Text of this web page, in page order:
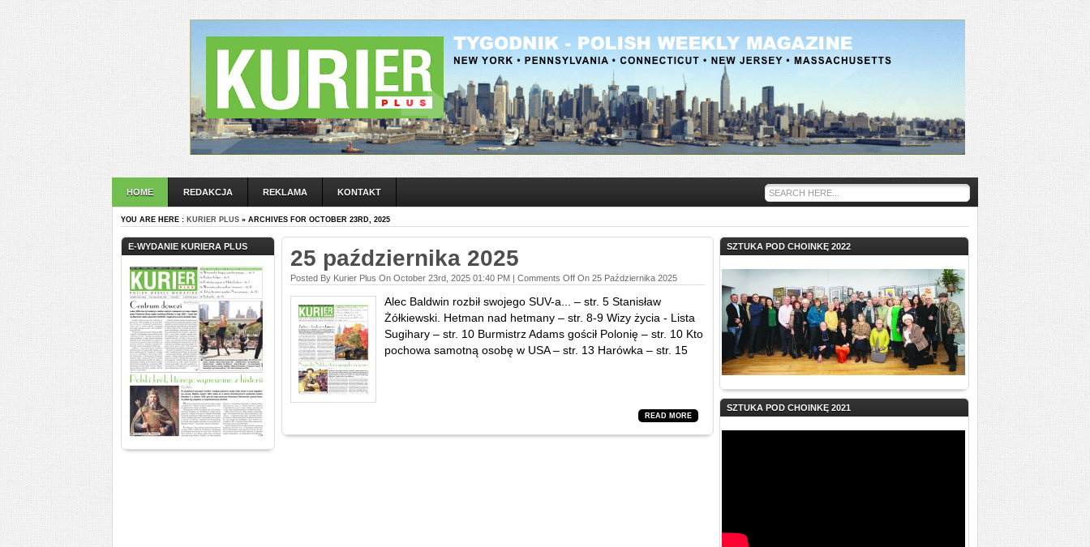
HOME REDAKCJA REKLAMA KONTAKT
YOU ARE HERE : KURIER PLUS » ARCHIVES FOR OCTOBER 23RD, 2025
E-WYDANIE KURIERA PLUS 25 października 2025
Posted By Kurier Plus On October 23rd, 2025 01:40 PM | Comments Off On 25 Października 2025
Alec Baldwin rozbił swojego SUV-a... – str. 5 Stanisław
Żółkiewski. Hetman nad hetmany – str. 8-9 Wizy życia - Lista
Sugihary – str. 10 Burmistrz Adams gościł Polonię – str. 10 Kto
pochowa samotną osobę w USA – str. 13 Harówka – str. 15
READ MORE
SZTUKA POD CHOINKĘ 2022
SZTUKA POD CHOINKĘ 2021